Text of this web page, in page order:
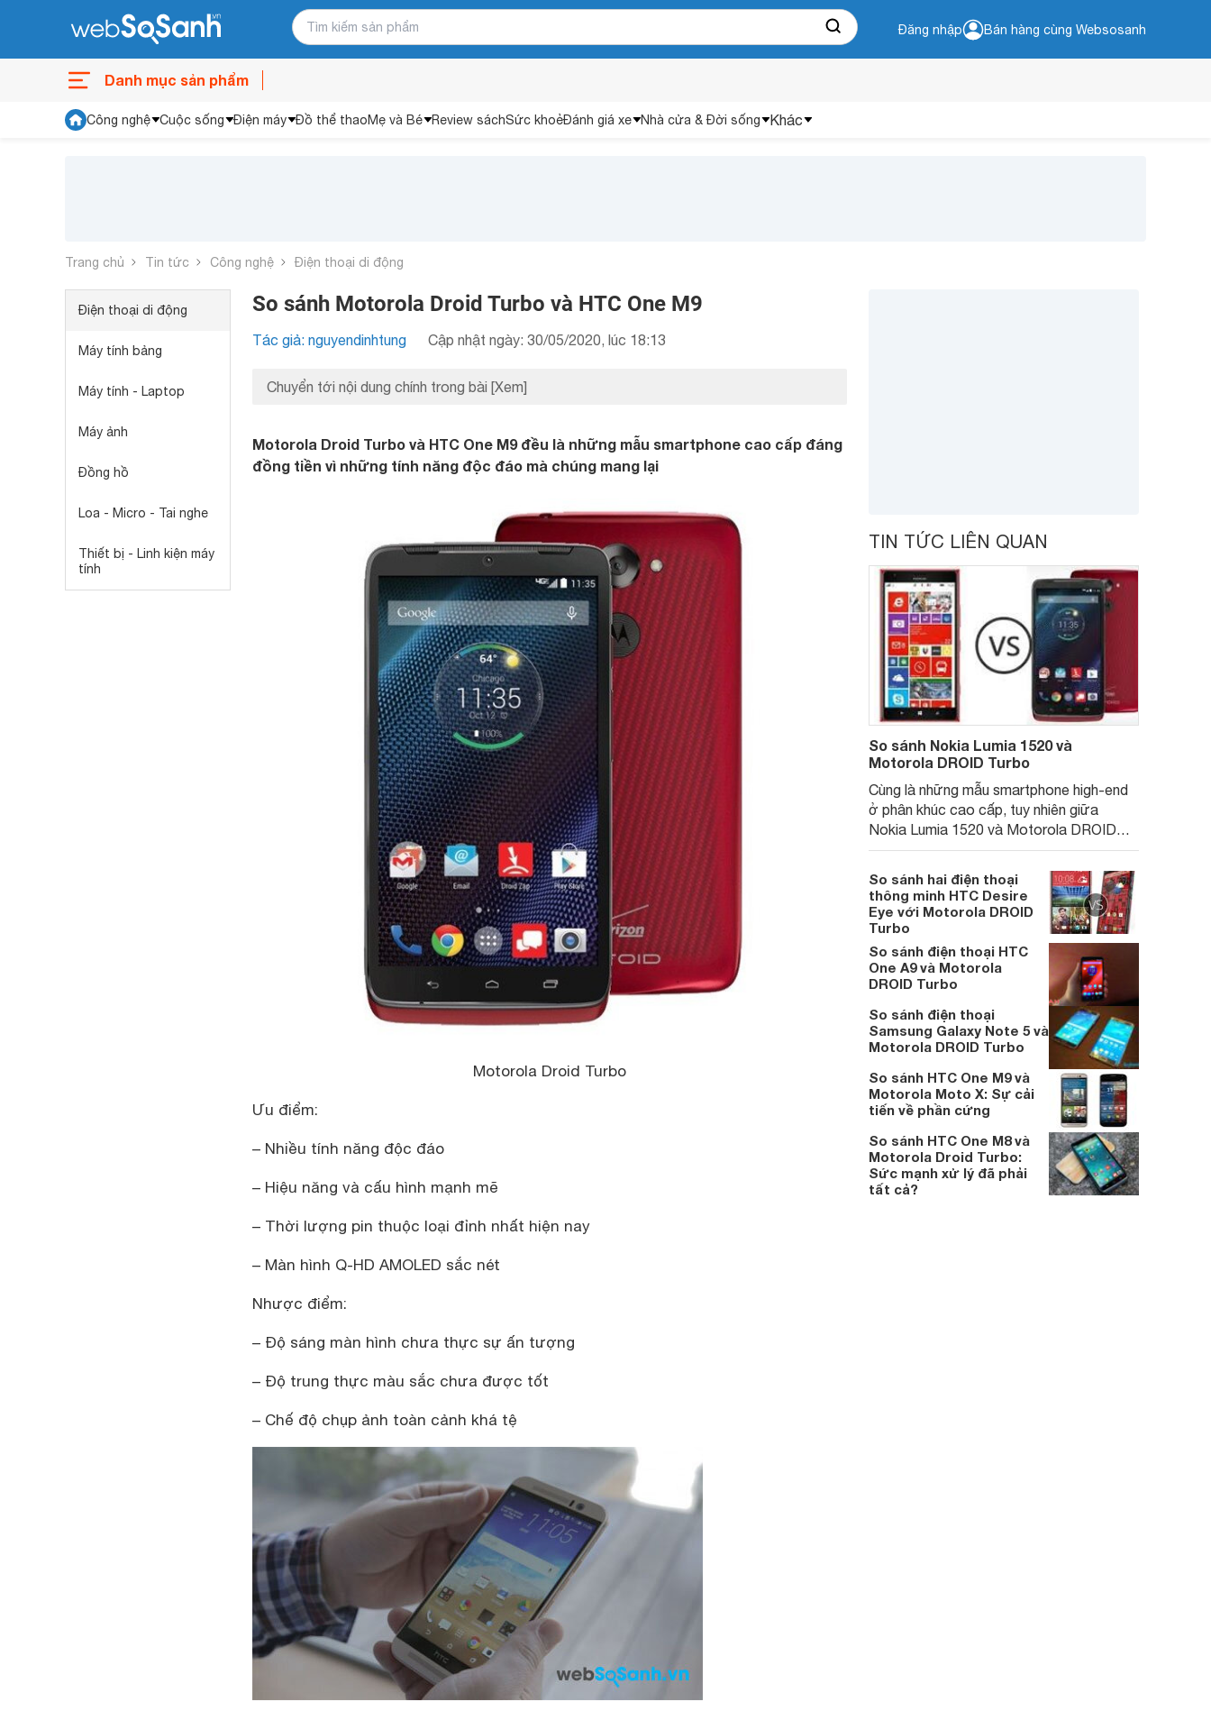
Đăng nhập Bán hàng cùng Websosanh
Danh mục sản phẩm
Công nghệ Cuộc sống Điện máy Đồ thể thaoMẹ và Bé Review sáchSức khoẻĐánh giá xe Nhà cửa & Đời sống Khác
Trang chủ Tin tức Công nghệ Điện thoại di động
Điện thoại di động
Máy tính bảng
Máy tính - Laptop
Máy ảnh
Đồng hồ
Loa - Micro - Tai nghe
Thiết bị - Linh kiện máy
tính
So sánh Motorola Droid Turbo và HTC One M9
Tác giả: nguyendinhtung Cập nhật ngày: 30/05/2020, lúc 18:13
Chuyển tới nội dung chính trong bài [Xem]
Motorola Droid Turbo và HTC One M9 đều là những mẫu smartphone cao cấp đáng
đồng tiền vì những tính năng độc đáo mà chúng mang lại
Motorola Droid Turbo
Ưu điểm:
– Nhiều tính năng độc đáo
– Hiệu năng và cấu hình mạnh mẽ
– Thời lượng pin thuộc loại đỉnh nhất hiện nay
– Màn hình Q-HD AMOLED sắc nét
Nhược điểm:
– Độ sáng màn hình chưa thực sự ấn tượng
– Độ trung thực màu sắc chưa được tốt
– Chế độ chụp ảnh toàn cảnh khá tệ
TIN TỨC LIÊN QUAN
So sánh Nokia Lumia 1520 và
Motorola DROID Turbo
Cùng là những mẫu smartphone high-end
ở phân khúc cao cấp, tuy nhiên giữa
Nokia Lumia 1520 và Motorola DROID
Turbo có rất nhiều điểm khác biệt cơ bản
So sánh hai điện thoại
thông minh HTC Desire
Eye với Motorola DROID
Turbo
So sánh điện thoại HTC
One A9 và Motorola
DROID Turbo
So sánh điện thoại
Samsung Galaxy Note 5 và
Motorola DROID Turbo
So sánh HTC One M9 và
Motorola Moto X: Sự cải
tiến về phần cứng
So sánh HTC One M8 và
Motorola Droid Turbo:
Sức mạnh xử lý đã phải
tất cả?